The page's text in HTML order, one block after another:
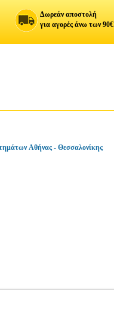
Δωρεάν αποστολή
για αγορές άνω των 90€
Αθήνας - Θεσσαλονίκης